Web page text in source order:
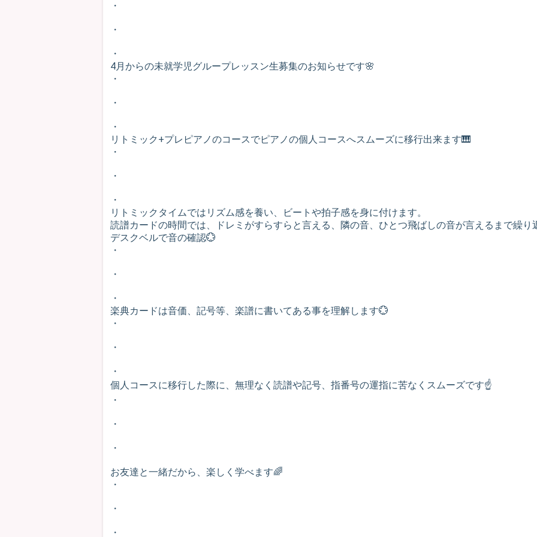
・
・
・
4月からの未就学児グループレッスン生募集のお知らせです🌸
・
・
・
リトミック+プレピアノのコースでピアノの個人コースへスムーズに移行出来ます🎹
・
・
・
リトミックタイムではリズム感を養い、ビートや拍子感を身に付けます。
読譜カードの時間では、ドレミがすらすらと言える、隣の音、ひとつ飛ばしの音が言えるまで繰り
デスクベルで音の確認💮
・
・
・
楽典カードは音価、記号等、楽譜に書いてある事を理解します💮
・
・
・
個人コースに移行した際に、無理なく読譜や記号、指番号の運指に苦なくスムーズです☝
・
・
・
お友達と一緒だから、楽しく学べます🌈
・
・
・